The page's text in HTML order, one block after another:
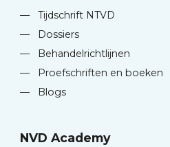
—
Tijdschrift NTVD
—
Dossiers
—
Behandelrichtlijnen
—
Proefschriften en boeken
—
Blogs
NVD Academy